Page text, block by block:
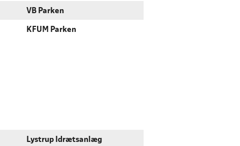
VB Parken
KFUM Parken
Lystrup Idrætsanlæg